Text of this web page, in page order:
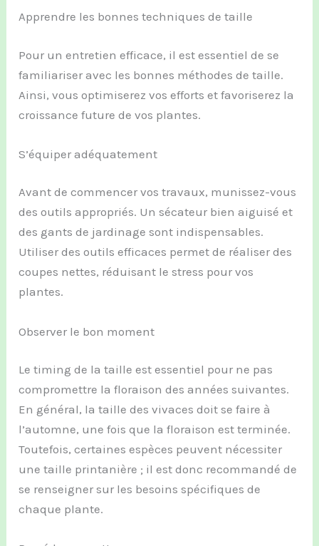
Apprendre les bonnes techniques de taille
Pour un entretien efficace, il est essentiel de se
familiariser avec les bonnes méthodes de taille.
Ainsi, vous optimiserez vos efforts et favoriserez la
croissance future de vos plantes.
S’équiper adéquatement
Avant de commencer vos travaux, munissez-vous
des outils appropriés. Un sécateur bien aiguisé et
des gants de jardinage sont indispensables.
Utiliser des outils efficaces permet de réaliser des
coupes nettes, réduisant le stress pour vos
plantes.
Observer le bon moment
Le timing de la taille est essentiel pour ne pas
compromettre la floraison des années suivantes.
En général, la taille des vivaces doit se faire à
l’automne, une fois que la floraison est terminée.
Toutefois, certaines espèces peuvent nécessiter
une taille printanière ; il est donc recommandé de
se renseigner sur les besoins spécifiques de
chaque plante.